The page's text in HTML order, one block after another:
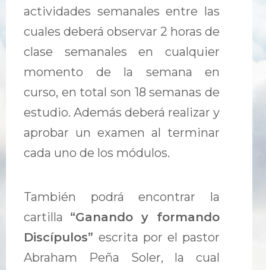
actividades semanales entre las
cuales deberá observar 2 horas de
clase semanales en cualquier
momento de la semana en
curso, en total son 18 semanas de
estudio. Además deberá realizar y
aprobar un examen al terminar
cada uno de los módulos.
También podrá encontrar la
cartilla “Ganando y formando
Discípulos” escrita por el pastor
Abraham Peña Soler, la cual